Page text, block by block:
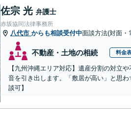
佐宗 光 弁護士
赤坂協同法律事務所
八代市 からも相談受付中面談方法(対面・
不動産・土地の相続 料金
【九州沖縄エリア対応】遺産分割の対立
音を引き出します。「敷居が高い」と思
談可】